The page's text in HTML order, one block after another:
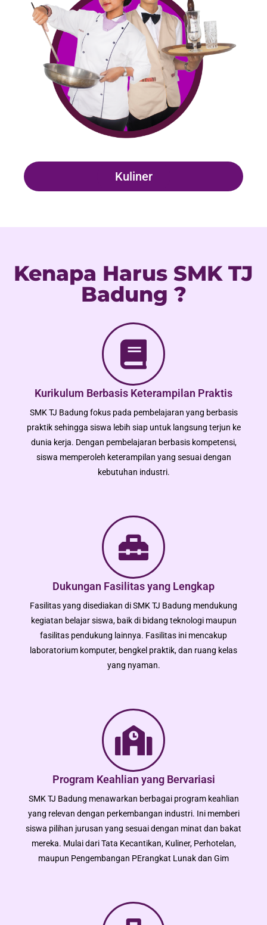
Kuliner
Kenapa Harus SMK TJ
Badung ?
Kurikulum Berbasis Keterampilan Praktis
SMK TJ Badung fokus pada pembelajaran yang berbasis
praktik sehingga siswa lebih siap untuk langsung terjun ke
dunia kerja. Dengan pembelajaran berbasis kompetensi,
siswa memperoleh keterampilan yang sesuai dengan
kebutuhan industri.
Dukungan Fasilitas yang Lengkap
Fasilitas yang disediakan di SMK TJ Badung mendukung
kegiatan belajar siswa, baik di bidang teknologi maupun
fasilitas pendukung lainnya. Fasilitas ini mencakup
laboratorium komputer, bengkel praktik, dan ruang kelas
yang nyaman.
Program Keahlian yang Bervariasi
SMK TJ Badung menawarkan berbagai program keahlian
yang relevan dengan perkembangan industri. Ini memberi
siswa pilihan jurusan yang sesuai dengan minat dan bakat
mereka. Mulai dari Tata Kecantikan, Kuliner, Perhotelan,
maupun Pengembangan PErangkat Lunak dan Gim